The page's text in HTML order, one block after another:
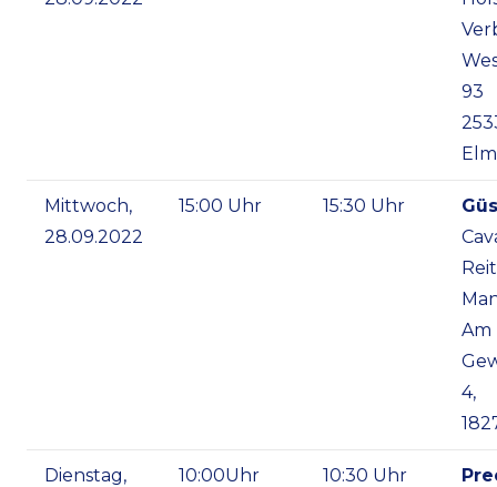
93
Mittwoch,
28.09.2022
15:00 Uhr 15:30 Uhr
Am
4,
Dienstag,
10:00Uhr 10:30 Uhr